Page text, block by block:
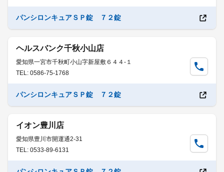
パンシロンキュアＳＰ錠 ７２錠
ヘルスバンク千秋小山店
愛知県一宮市千秋町小山字新屋敷６４４-１
TEL: 0586-75-1768
パンシロンキュアＳＰ錠 ７２錠
イオン豊川店
愛知県豊川市開運通2-31
TEL: 0533-89-6131